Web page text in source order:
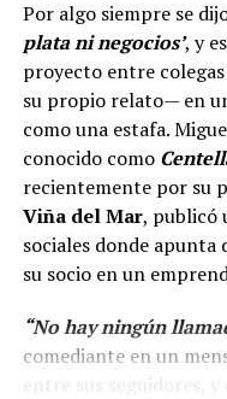
Por algo siempre se
plata ni negocios’, y
proyecto entre
su propio relato— en
como una estafa.
conocido como
recientemente por su
Viña del Mar, publicó
sociales donde
su socio en un
“No hay ningún
comediante en un
entre sus seguidores,